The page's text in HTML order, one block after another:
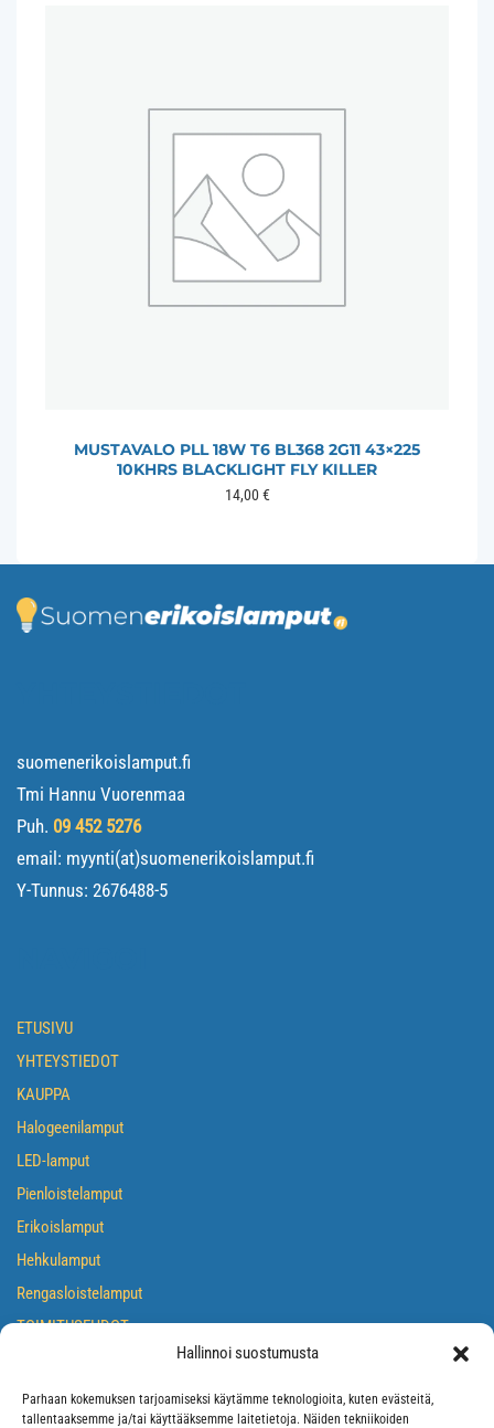
Hallinnoi suostumusta
Parhaan kokemuksen tarjoamiseksi käytämme teknologioita, kuten evästeitä,
tallentaaksemme ja/tai käyttääksemme laitetietoja. Näiden tekniikoiden
MUSTAVALO PLL 18W T6 BL368 2G11 43×225
10KHRS BLACKLIGHT FLY KILLER
14,00€
suomenerikoislamput.fi
Tmi Hannu Vuorenmaa
Puh. 09 452 5276
email: myynti(at)suomenerikoislamput.fi
Y-Tunnus: 2676488-5
ETUSIVU
YHTEYSTIEDOT
KAUPPA
Halogeenilamput
LED-lamput
Pienloistelamput
Erikoislamput
Hehkulamput
Rengasloistelamput
TOIMITUSEHDOT
EVÄSTEKÄYTÄNTÖ